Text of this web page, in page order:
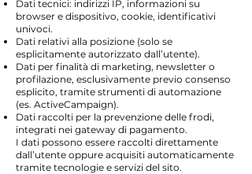
Dati tecnici: indirizzi IP, informazioni su
browser e dispositivo, cookie, identificativi
univoci.
Dati relativi alla posizione (solo se
esplicitamente autorizzato dall’utente).
Dati per finalità di marketing, newsletter o
profilazione, esclusivamente previo consenso
esplicito, tramite strumenti di automazione
(es. ActiveCampaign).
Dati raccolti per la prevenzione delle frodi,
integrati nei gateway di pagamento.
I dati possono essere raccolti direttamente
dall’utente oppure acquisiti automaticamente
tramite tecnologie e servizi del sito.